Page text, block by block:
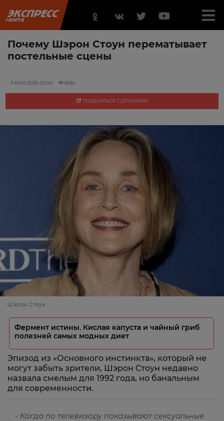
Почему Шэрон Стоун перематывает
постельные сцены
11 МАЯ 2026, 00:00 6686
ПОДЕЛИТЬСЯ С ДРУЗЬЯМИ
Шэрон Стоун
Фермент истины. Кислая капуста и чайный гриб
полезней самых модных диет
Эпизод из «Основного инстинкта», который не
могут забыть зрители, Шэрон Стоун недавно
назвала смелым для 1992 года, но банальным
для современности.
- Когда по телевизору показывают сексуальные